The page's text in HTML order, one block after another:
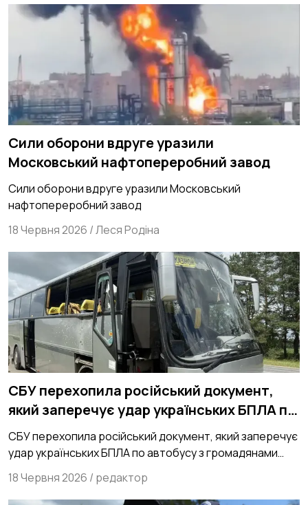
Сили оборони вдруге уразили
Московський нафтопереробний завод
Сили оборони вдруге уразили Московський
нафтопереробний завод
18 Червня 2026 /Леся Родіна
СБУ перехопила російський документ,
який заперечує удар українських БПЛА по
автобусу з громадянами Білорусі
СБУ перехопила російський документ, який заперечує
удар українських БПЛА по автобусу з громадянами
Білорусі
18 Червня 2026 / редактор